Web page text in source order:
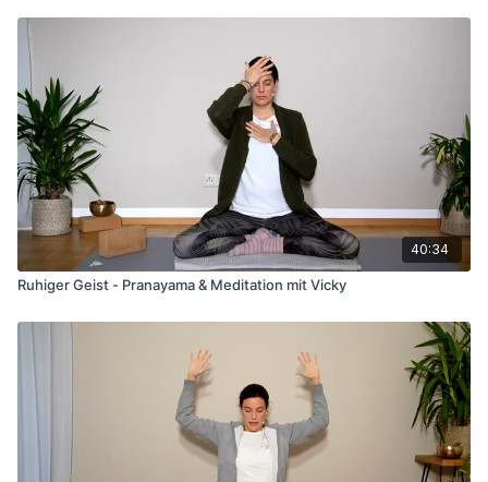
40:34
Ruhiger Geist - Pranayama & Meditation mit Vicky